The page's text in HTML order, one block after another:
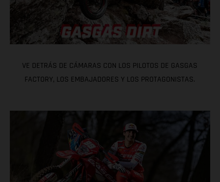
VE DETRÁS DE CÁMARAS CON LOS PILOTOS DE GASGAS
FACTORY, LOS EMBAJADORES Y LOS PROTAGONISTAS.